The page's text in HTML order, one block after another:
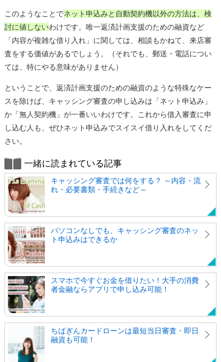
このようなことでネット申込みと自動契約機以外の方法は、検
討に値しないわけです。唯一返済計画支援のための融資など
「内容が複雑な借り入れ」に関しては、相談もかねて、来店審
査をする価値があるでしょう。（それでも、郵送・電話につい
ては、特にやる意味がありません）
ということで、返済計画支援のための融資のような特殊なケー
スを除けば、キャッシング審査の申し込みは「ネット申込み」
か「無人契約機」が一番いいわけです。これから借入審査に申
し込む人も、ぜひネット申込みでスイスイ借り入れをしてくだ
さい。
一緒に読まれている記事
キャッシング審査では何をする？ ～内容・流
れ・必要書類・手続きなど～
パソコンなしでも、キャッシング審査のネッ
ト申込みはできるか
スマホで今すぐお金を借りたい！大手の消費
者金融ならアプリで申し込み可能！
ちばぎんカードローンは最短当日審査・即日
融資も可能！